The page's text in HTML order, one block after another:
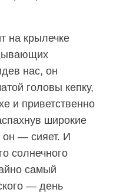
на крылечке
нас, он
головы кепку,
и приветственно
широкие
он — сияет. И
солнечного
самый
— день